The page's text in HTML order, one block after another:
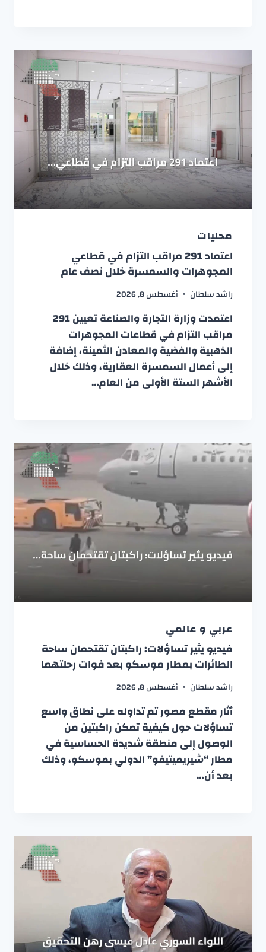
محليات
اعتماد 291 مراقب التزام في قطاعي
المجوهرات والسمسرة خلال نصف عام
راشد سلطان أغسطس 8, 2026
اعتمدت وزارة التجارة والصناعة تعيين 291
مراقب التزام في قطاعات المجوهرات
الذهبية والفضية والمعادن الثمينة، إضافة
إلى أعمال السمسرة العقارية، وذلك خلال
الأشهر الستة الأولى من العام…
عربي و عالمي
فيديو يثير تساؤلات: راكبتان تقتحمان ساحة
الطائرات بمطار موسكو بعد فوات رحلتهما
راشد سلطان أغسطس 8, 2026
أثار مقطع مصور تم تداوله على نطاق واسع
تساؤلات حول كيفية تمكن راكبتين من
الوصول إلى منطقة شديدة الحساسية في
مطار “شيريميتيفو” الدولي بموسكو، وذلك
بعد أن…